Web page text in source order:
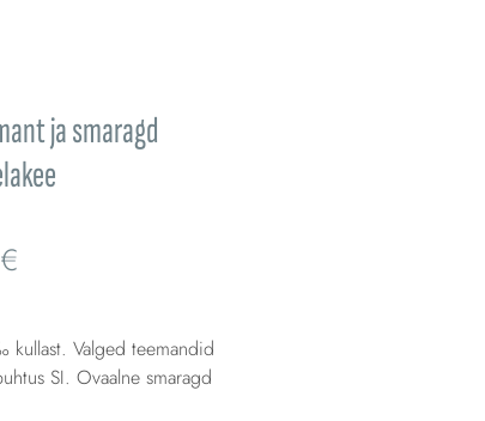
ja smaragd
kullast. Valged teemandid
SI. Ovaalne smaragd